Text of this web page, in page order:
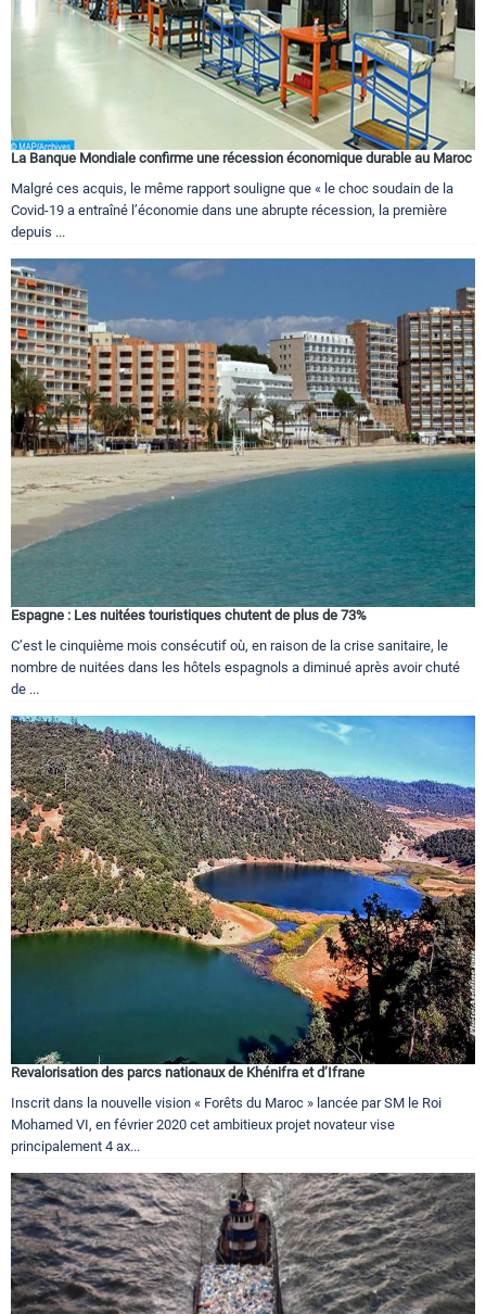
La Banque Mondiale confirme une récession économique durable au Maroc
Malgré ces acquis, le même rapport souligne que « le choc soudain de la
Covid-19 a entraîné l’économie dans une abrupte récession, la première
depuis ...
Espagne : Les nuitées touristiques chutent de plus de 73%
C’est le cinquième mois consécutif où, en raison de la crise sanitaire, le
nombre de nuitées dans les hôtels espagnols a diminué après avoir chuté
de ...
Revalorisation des parcs nationaux de Khénifra et d’Ifrane
Inscrit dans la nouvelle vision « Forêts du Maroc » lancée par SM le Roi
Mohamed VI, en février 2020 cet ambitieux projet novateur vise
principalement 4 ax...